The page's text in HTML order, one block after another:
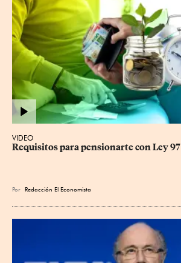
VIDEO
Requisitos para pensionarte con Ley 97
Por Redacción El Economista